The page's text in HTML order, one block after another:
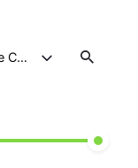
Sélectionnez Une Catégorie